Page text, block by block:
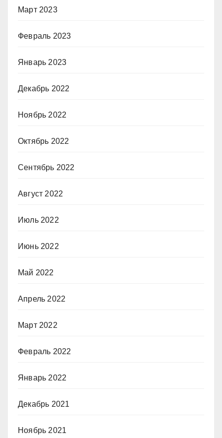
Март 2023
Февраль 2023
Январь 2023
Декабрь 2022
Ноябрь 2022
Октябрь 2022
Сентябрь 2022
Август 2022
Июль 2022
Июнь 2022
Май 2022
Апрель 2022
Март 2022
Февраль 2022
Январь 2022
Декабрь 2021
Ноябрь 2021